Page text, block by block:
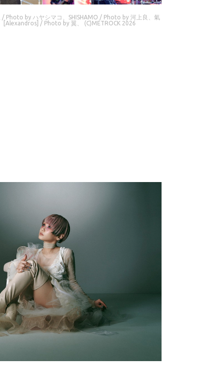
/ Photo by ハヤシマコ、SHISHAMO / Photo by 河上良、氣
[Alexandros] / Photo by 翼、 (C)METROCK 2026